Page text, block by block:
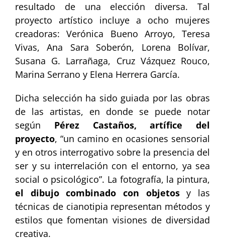
resultado de una elección diversa. Tal
proyecto artístico incluye a ocho mujeres
creadoras: Verónica Bueno Arroyo, Teresa
Vivas, Ana Sara Soberón, Lorena Bolívar,
Susana G. Larrañaga, Cruz Vázquez Rouco,
Marina Serrano y Elena Herrera García.
Dicha selección ha sido guiada por las obras
de las artistas, en donde se puede notar
según Pérez Castaños, artífice del
proyecto, “un camino en ocasiones sensorial
y en otros interrogativo sobre la presencia del
ser y su interrelación con el entorno, ya sea
social o psicológico”. La fotografía, la pintura,
el dibujo combinado con objetosy las
técnicas de cianotipia representan métodos y
estilos que fomentan visiones de diversidad
creativa.